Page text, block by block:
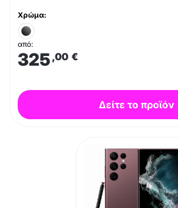
Χρώμα:
από:
325 ,00 €
Δείτε το προϊόν